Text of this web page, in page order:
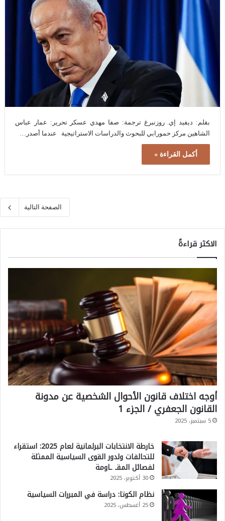
بقلم: ديفيد إي. روزنبرغ ترجمة: صفا مهدي عسكر تحرير: عمار عباس
الشاهين مركز حمورابي للبحوث والدراسات الاستراتيجية عندما أصدر…
أكمل القراءة »
الصفحة التالية
الاكثر قراءةً
أوجه اختلاف قانون الأحوال الشخصية عن مدونة
القانون الجعفري / الجزء 1
5 سبتمبر، 2025
خارطة الانتخابات البرلمانية لعام 2025: استقراء
للتحالفات ولدور القوى السياسية الممثلة
لفصائل المقـ ـاومة
30 أكتوبر، 2025
نظام الكوتا: دراسة في المبررات السياسية
25 أغسطس، 2025